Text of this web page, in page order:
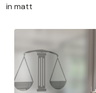
in matt